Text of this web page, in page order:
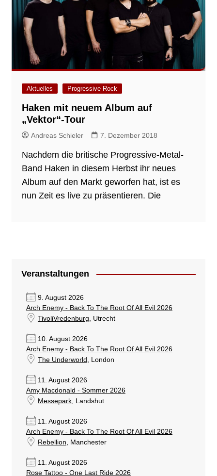
Aktuelles Progressive Rock
Haken mit neuem Album auf
„Vektor“-Tour
Andreas Schieler 7. Dezember 2018
Nachdem die britische Progressive-Metal-
Band Haken in diesem Herbst ihr neues
Album auf den Markt geworfen hat, ist es
nun Zeit es live zu präsentieren. Die
Veranstaltungen
9. August 2026
Arch Enemy - Back To The Root Of All Evil 2026
TivoliVredenburg, Utrecht
10. August 2026
Arch Enemy - Back To The Root Of All Evil 2026
The Underworld , London
11. August 2026
Amy Macdonald - Sommer 2026
Messepark, Landshut
11. August 2026
Arch Enemy - Back To The Root Of All Evil 2026
Rebellion, Manchester
11. August 2026
Rose Tattoo - One Last Ride 2026